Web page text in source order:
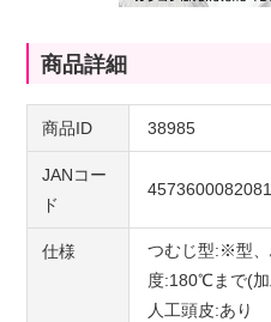
商品詳細
商品ID 38985
JANコー
ド
4573600082081
仕様
つむじ型:※型、
度:180℃まで(
人工頭皮:あり